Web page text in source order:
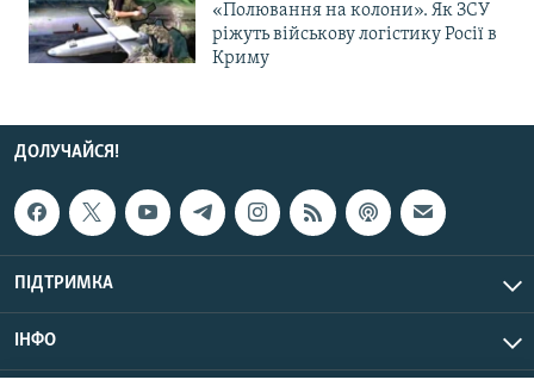
«Полювання на колони». Як ЗСУ
ріжуть військову логістику Росії в
Криму
ДОЛУЧАЙСЯ!
ПІДТРИМКА
ІНФО